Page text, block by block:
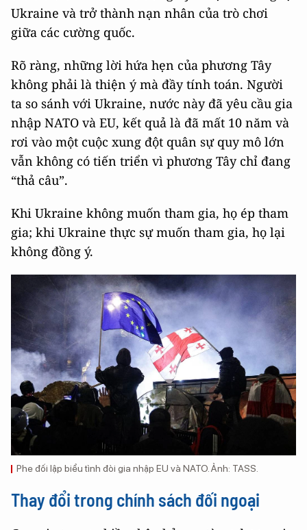
thể trở thành “chiến trường ủy nhiệm” tương tự
Ukraine và trở thành nạn nhân của trò chơi
Rõ ràng, những lời hứa hẹn của phương Tây
không phải là thiện ý mà đầy tính toán. Người
ta so sánh với Ukraine, nước này đã yêu cầu gia
nhập NATO và EU, kết quả là đã mất 10 năm và
rơi vào một cuộc xung đột quân sự quy mô lớn
vẫn không có tiến triển vì phương Tây chỉ đang
Khi Ukraine không muốn tham gia, họ ép tham
gia; khi Ukraine thực sự muốn tham gia, họ lại
không đồng ý.
Phe đối lập biểu tình đòi gia nhập EU và NATO. Ảnh: TASS.